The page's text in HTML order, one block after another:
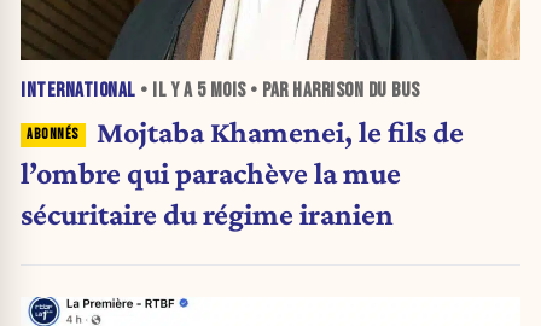
INTERNATIONAL • IL Y A 5 MOIS• PAR HARRISON DU BUS
Mojtaba Khamenei, le fils de
l’ombre qui parachève la mue
sécuritaire du régime iranien